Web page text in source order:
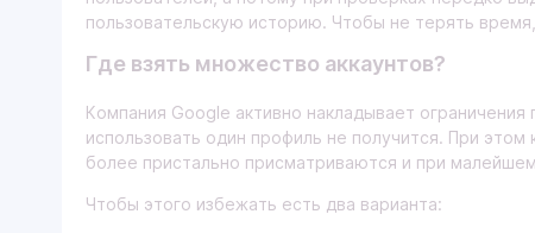
пользовательскую историю. Чтобы не терять
Где взять множество аккаунтов?
Компания Google активно накладывает
использовать один профиль не получится. При
более пристально присматриваются и при
Чтобы этого избежать есть два варианта: